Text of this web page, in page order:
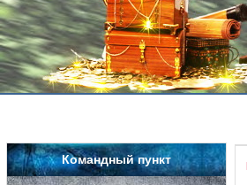
Командный пункт